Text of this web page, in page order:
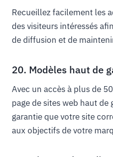
Recueillez facilement les
des visiteurs intéressés
de diffusion et de
20. Modèles haut de
Avec un accès à plus de
page de sites web haut de
garantie que votre site
aux objectifs de votre